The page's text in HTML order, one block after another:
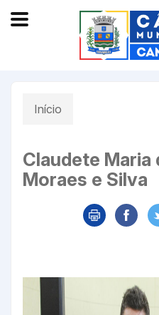
Início
Claudete
Moraes e Silva